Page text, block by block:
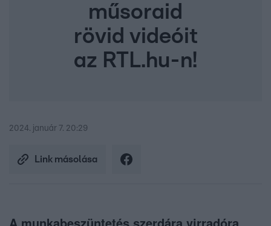
műsoraid
rövid videóit
az RTL.hu-n!
2024. január 7. 20:29
Link másolása